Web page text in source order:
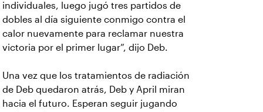
individuales, luego jugó tres partidos de
dobles al día siguiente conmigo contra el
calor nuevamente para reclamar nuestra
victoria por el primer lugar”, dijo Deb.
Una vez que los tratamientos de radiación
de Deb quedaron atrás, Deb y April miran
hacia el futuro. Esperan seguir jugando